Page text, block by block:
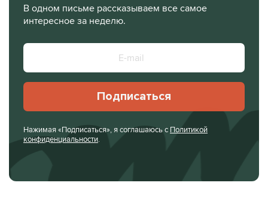
В одном письме рассказываем все самое
интересное за неделю.
Подписаться
Нажимая «Подписаться», я соглашаюсь с Политикой
конфиденциальности.